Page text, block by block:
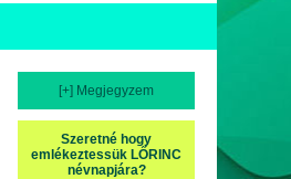
[+] Megjegyzem
Szeretné hogy
emlékeztessük LŐRINC
névnapjára?